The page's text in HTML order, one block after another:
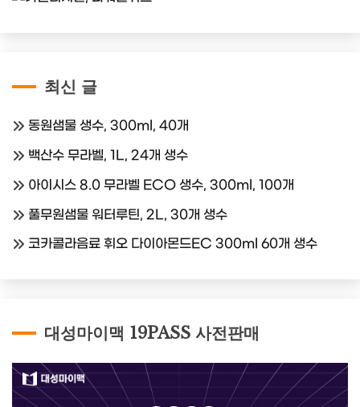
최신 글
동원샘물 생수, 300ml, 40개
백산수 무라벨, 1L, 24개 생수
아이시스 8.0 무라벨 ECO 생수, 300ml, 100개
풀무원샘물 워터루틴, 2L, 30개 생수
코카콜라음료 휘오 다이아몬드EC 300ml 60개 생수
대성마이맥 19PASS 사전판매